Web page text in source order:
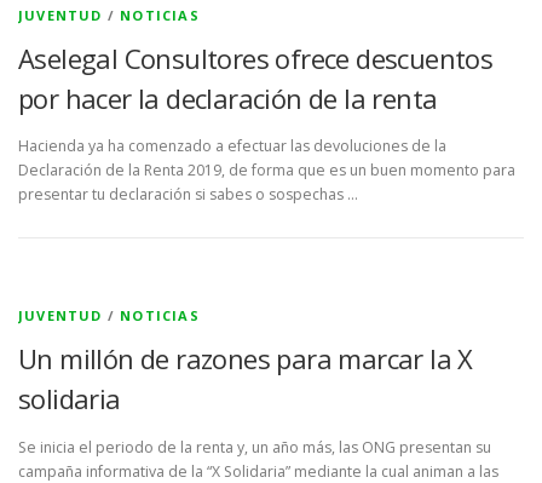
JUVENTUD / NOTICIAS
Aselegal Consultores ofrece descuentos
por hacer la declaración de la renta
Hacienda ya ha comenzado a efectuar las devoluciones de la
Declaración de la Renta 2019, de forma que es un buen momento para
presentar tu declaración si sabes o sospechas …
JUVENTUD / NOTICIAS
Un millón de razones para marcar la X
solidaria
Se inicia el periodo de la renta y, un año más, las ONG presentan su
campaña informativa de la “X Solidaria” mediante la cual animan a las